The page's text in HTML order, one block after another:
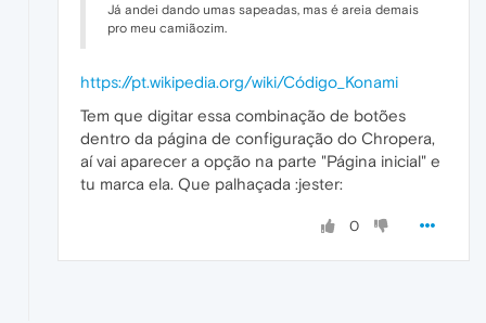
Já andei dando umas sapeadas, mas é areia demais
pro meu camiãozim.
https://pt.wikipedia.org/wiki/Código_Konami
Tem que digitar essa combinação de botões
dentro da página de configuração do Chropera,
aí vai aparecer a opção na parte "Página inicial" e
tu marca ela. Que palhaçada :jester:
0